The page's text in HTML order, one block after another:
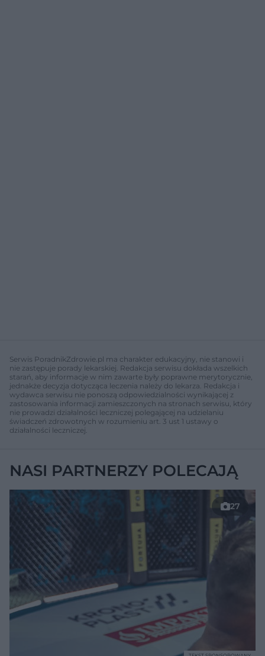
Serwis PoradnikZdrowie.pl ma charakter edukacyjny, nie stanowi i
nie zastępuje porady lekarskiej. Redakcja serwisu dokłada wszelkich
starań, aby informacje w nim zawarte były poprawne merytorycznie,
jednakże decyzja dotycząca leczenia należy do lekarza. Redakcja i
wydawca serwisu nie ponoszą odpowiedzialności wynikającej z
zastosowania informacji zamieszczonych na stronach serwisu, który
nie prowadzi działalności leczniczej polegającej na udzielaniu
świadczeń zdrowotnych w rozumieniu art. 3 ust 1 ustawy o
działalności leczniczej.
NASI PARTNERZY POLECAJĄ
27